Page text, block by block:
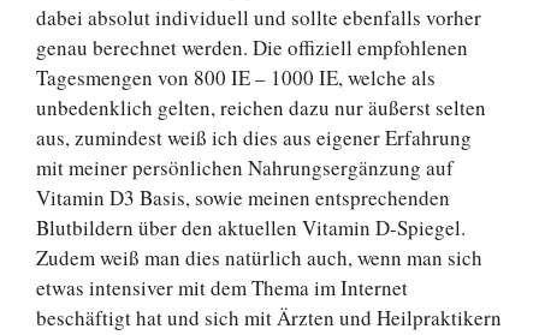
dabei absolut individuell und sollte ebenfalls vorher
genau berechnet werden. Die offiziell empfohlenen
Tagesmengen von 800 IE – 1000 IE, welche als
unbedenklich gelten, reichen dazu nur äußerst selten
aus, zumindest weiß ich dies aus eigener Erfahrung
mit meiner persönlichen Nahrungsergänzung auf
Vitamin D3 Basis, sowie meinen entsprechenden
Blutbildern über den aktuellen Vitamin D-Spiegel.
Zudem weiß man dies natürlich auch, wenn man sich
etwas intensiver mit dem Thema im Internet
beschäftigt hat und sich mit Ärzten und Heilpraktikern